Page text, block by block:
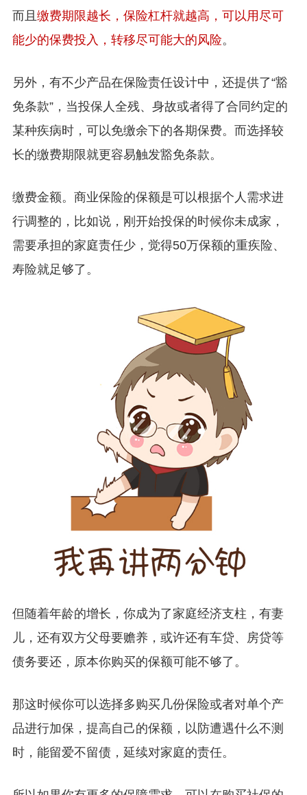
而且 缴费期限越长，保险杠杆就越高，可以用尽可
能少的保费投入，转移尽可能大的风险。
另外，有不少产品在保险责任设计中，还提供了“豁
免条款”，当投保人全残、身故或者得了合同约定的
某种疾病时，可以免缴余下的各期保费。而选择较
长的缴费期限就更容易触发豁免条款。
缴费金额。商业保险的保额是可以根据个人需求进
行调整的，比如说，刚开始投保的时候你未成家，
需要承担的家庭责任少，觉得50万保额的重疾险、
寿险就足够了。
但随着年龄的增长，你成为了家庭经济支柱，有妻
儿，还有双方父母要赡养，或许还有车贷、房贷等
债务要还，原本你购买的保额可能不够了。
那这时候你可以选择多购买几份保险或者对单个产
品进行加保，提高自己的保额，以防遭遇什么不测
时，能留爱不留债，延续对家庭的责任。